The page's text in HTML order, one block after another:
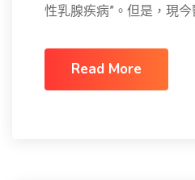
性乳腺疾病”。但是，現今
Read More